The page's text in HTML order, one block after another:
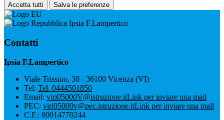
Accetta tutti Salva le preferenze
Ipsia F.Lampertico
Contatti
Ipsia F.Lampertico
Viale Trissino, 30 - 36100 Vicenza (VI)
Tel: Tel. 0444501850
Email: viri05000V@istruzione.itLink per inviare una mail
PEC: viri05000v@pec.istruzione.itLink per inviare una mail
C.F.: 80014770244